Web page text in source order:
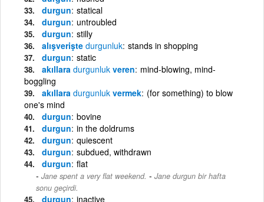
durgun statical
durgun untroubled
durgun stilly
alışverişte durgunluk stands in shopping
durgun static
akıllara durgunluk veren mind-blowing, mind-
boggling
akıllara durgunluk vermek (for something) to blow
one's mind
durgun bovine
durgun in the doldrums
durgun quiescent
durgun subdued, withdrawn
durgun flat
Jane spent a very flat weekend. - Jane durgun bir hafta
sonu geçirdi.
durgun inactive